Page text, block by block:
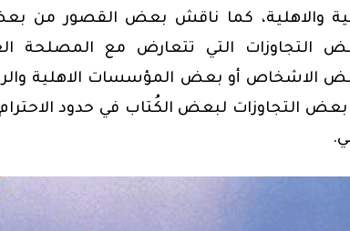
والاهلية، كما ناقش بعض القصور من
التجاوزات التي تتعارض مع المصلحة
الاشخاص أو بعض المؤسسات الاهلية
التجاوزات لبعض الكُتاب في حدود الاحترام